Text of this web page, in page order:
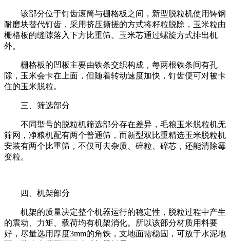
该部分位于钉齿滚筒与栅格板之间，新型脱粒机使用铸钢
耐磨块替代钉齿，采用挤压撕搓的方式将籽粒脱除，玉米粒由
栅格板的缝隙落入下方比重筛。玉米芯通过螺旋方式排出机
外。
栅格板的凹板主要由铁条交织构成，每两根铁条间有孔
隙，玉米会卡在上面，但随着转动速度加快，钉齿便可对被卡
住的玉米脱粒。
三、筛选部分
不同型号的脱粒机筛选部分存在差异，毛粮玉米脱粒机无
筛网，净粮机配有两个普通筛，而新型双比重精选玉米脱粒机
安装有两个比重筛，不仅可去杂质、碎粒、碎芯，还能清除霉
变粒。
四、机架部分
机架的质量决定整个机器运行的稳定性，脱粒过程中产生
的震动、力矩、载荷均有机架消化。所以该部分材质用料要
好，尽量选用厚度3mm的角铁，支地面需稳固，可放于水泥地